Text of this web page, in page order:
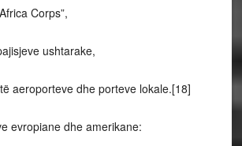
Corps”,
ushtarake,
aeroporteve dhe porteve lokale.[18]
evropiane dhe amerikane: